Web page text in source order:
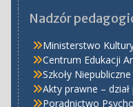
Nadzór
Ministerstwo
Centrum Edukacji
Szkoły Niepubliczne
Akty prawne – dział
Poradnictwo